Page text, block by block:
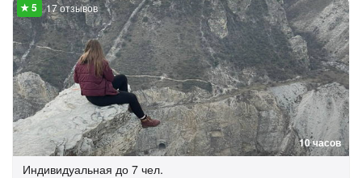
10 часов
17 отзывов
Индивидуальная до 7 чел.